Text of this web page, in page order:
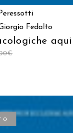
Fedalto
€